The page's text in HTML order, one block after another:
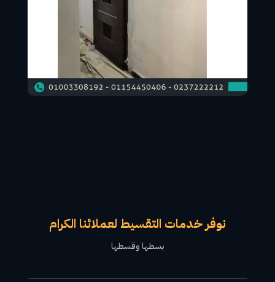
نوفر خدمات التقسيط لعملائنا الكرام
بسطها وقسطها